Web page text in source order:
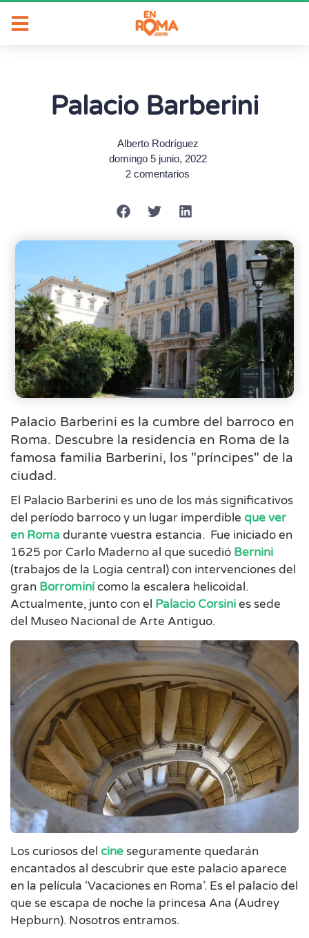
Palacio Barberini
Alberto Rodríguez
domingo 5 junio, 2022
2 comentarios
Palacio Barberini es la cumbre del barroco en
Roma. Descubre la residencia en Roma de la
famosa familia Barberini, los "príncipes" de la
ciudad.
El Palacio Barberini es uno de los más significativos
del período barroco y un lugar imperdible que ver
en Roma durante vuestra estancia. Fue iniciado en
1625 por Carlo Maderno al que sucedió Bernini
(trabajos de la Logia central) con intervenciones del
gran Borrominicomo la escalera helicoidal.
Actualmente, junto con el Palacio Corsinies sede
del Museo Nacional de Arte Antiguo.
Los curiosos del cineseguramente quedarán
encantados al descubrir que este palacio aparece
en la película ‘Vacaciones en Roma’. Es el palacio del
que se escapa de noche la princesa Ana (Audrey
Hepburn). Nosotros entramos.